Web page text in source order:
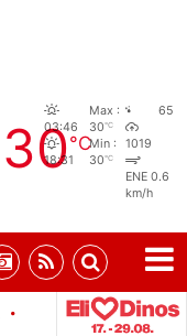
30°C
03:46
18:31
Max :
30°C
Min :
30°C
65
1019
ENE 0.6
km/h